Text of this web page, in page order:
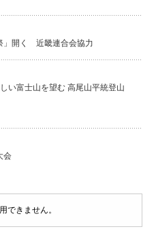
」開く 近畿連合会協力
い富士山を望む 高尾山平統登山
会
できません。